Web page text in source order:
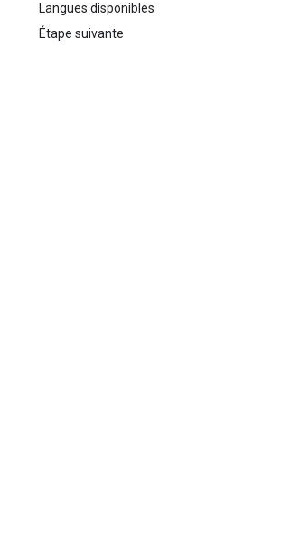
Langues disponibles
Étape suivante